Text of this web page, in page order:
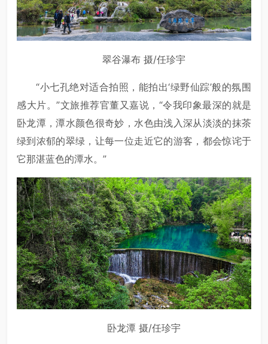
翠谷瀑布 摄/任珍宇
“小七孔绝对适合拍照，能拍出‘绿野仙踪’般的氛围
感大片。”文旅推荐官董又嘉说，“令我印象最深的就是
卧龙潭，潭水颜色很奇妙，水色由浅入深从淡淡的抹茶
绿到浓郁的翠绿，让每一位走近它的游客，都会惊诧于
它那湛蓝色的潭水。”
卧龙潭 摄/任珍宇